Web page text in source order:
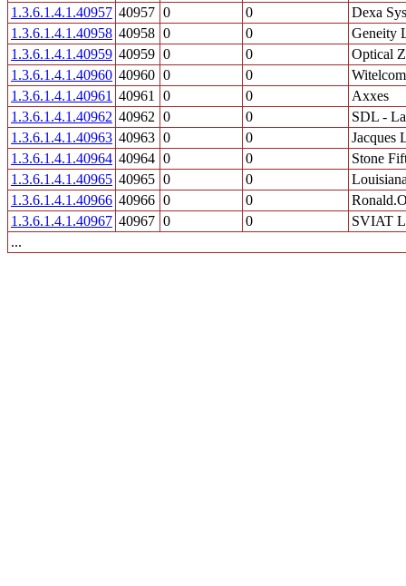
1.3.6.1.4.1.40957 40957 0 0
Dexa
1.3.6.1.4.1.40958 40958 0 0
Geneity
1.3.6.1.4.1.40959 40959 0 0
Optical
1.3.6.1.4.1.40960 40960 0 0
1.3.6.1.4.1.40961 40961 0 0
Axxes
1.3.6.1.4.1.40962 40962 0 0
SDL -
1.3.6.1.4.1.40963 40963 0 0
Jacques
1.3.6.1.4.1.40964 40964 0 0
Stone
1.3.6.1.4.1.40965 40965 0 0
1.3.6.1.4.1.40966 40966 0 0
1.3.6.1.4.1.40967 40967 0 0
SVIAT
...